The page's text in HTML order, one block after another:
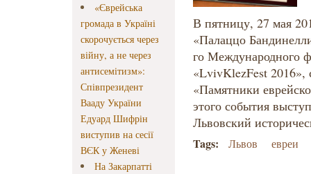
«Єврейська
громада в Україні
скорочується через
війну, а не через
антисемітизм»:
Співпрезидент
Вааду України
Едуард Шифрін
виступив на сесії
ВЄК у Женеві
На Закарпатті
В пятницу, 27 мая
«Палаццо
го Международного
«LvivKlezFest 2016»,
«Памятники
этого события
Львовский
Tags: Львов евреи